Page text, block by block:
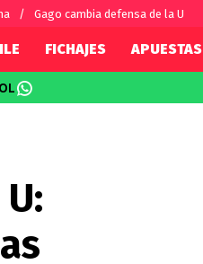
Gago cambia defensa de la U
Ligue 1
Premier League
FICHAJES APUESTAS